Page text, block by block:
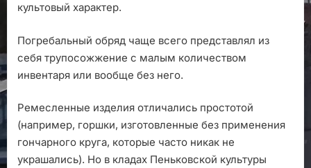
культовый характер.
Погребальный обряд чаще всего представлял из
себя трупосожжение с малым количеством
инвентаря или вообще без него.
Ремесленные изделия отличались простотой
(например, горшки, изготовленные без применения
гончарного круга, которые часто никак не
украшались). Но в кладах Пеньковской культуры